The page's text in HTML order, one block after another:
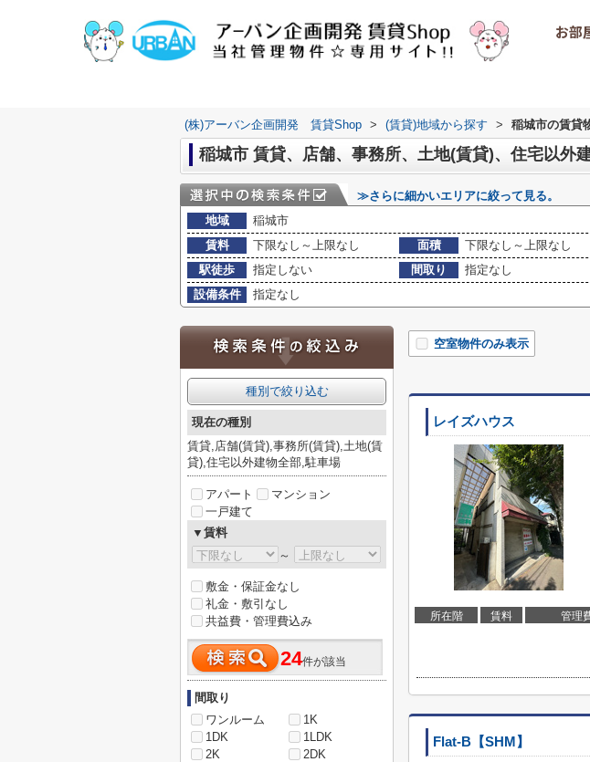
お部
(株)アーバン企画開発 賃貸Shop > (賃貸)地域から探す > 稲城市の賃貸
稲城市 賃貸、店舗、事務所、土地(賃貸)、住宅以外
≫さらに細かいエリアに絞って見る。
地域
稲城市
賃料
下限なし～上限なし 面積 下限なし～上限なし
駅徒歩
指定しない 間取り
指定なし
設備条件
指定なし
空室物件のみ表示
レイズハウス
所在階 賃料 管理
Flat-B【SHM】
種別で絞り込む
現在の種別
賃貸,店舗(賃貸),事務所(賃貸),土地(賃
貸),住宅以外建物全部,駐車場
アパート
マンション
一戸建て
▼賃料
～
敷金・保証金なし
礼金・敷引なし
共益費・管理費込み
24件が該当
間取り
ワンルーム
1K
1DK
1LDK
2K
2DK